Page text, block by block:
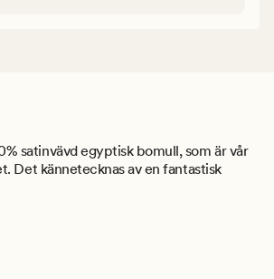
satinvävd egyptisk bomull, som är vår
Det kännetecknas av en fantastisk